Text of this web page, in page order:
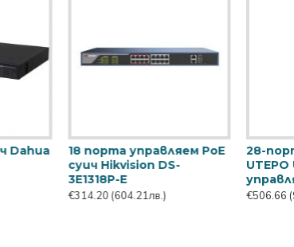
18 порта управляем PoE
суич Hikvision DS-
(604.21лв.)
28-порта PoE
UTEPO
управляем
(974.31лв.)